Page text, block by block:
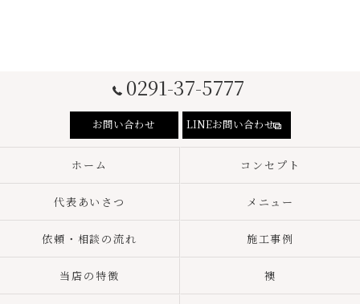
0291-37-5777
お問い合わせ LINEお問い合わせ
ホーム コンセプト
代表あいさつ メニュー
依頼・相談の流れ 施工事例
当店の特徴 襖